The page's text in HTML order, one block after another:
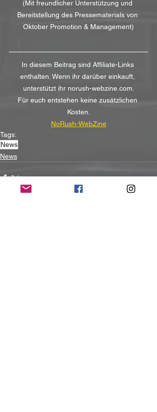
(Mit freundlicher Unterstützung und
Bereitstellung des Pressematerials von
Oktober Promotion & Management)
In diesem Beitrag sind Affiliate-Links
enthalten. Wenn ihr darüber einkauft,
unterstützt ihr norush-webzine.com.
Für euch entstehen keine zusätzlichen
Kosten.
NoRush-WebZine
Tags:
News
News